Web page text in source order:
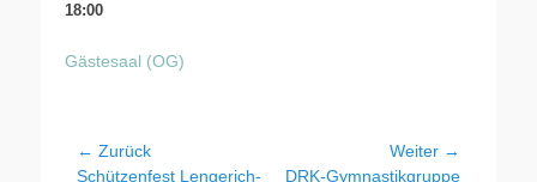
18:00
Gästesaal (OG)
Beitragsnavigation
← Zurück
Vorheriger
Schützenfest Lengerich-
Weiter →
Nächster
DRK-Gymnastikgruppe